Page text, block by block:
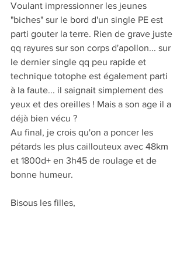
Voulant impressionner les jeunes
"biches" sur le bord d'un single PE est
parti gouter la terre. Rien de grave juste
qq rayures sur son corps d'apollon... sur
le dernier single qq peu rapide et
technique totophe est également parti
à la faute... il saignait simplement des
yeux et des oreilles ! Mais a son age il a
déjà bien vécu ?
Au final, je crois qu'on a poncer les
pétards les plus caillouteux avec 48km
et 1800d+ en 3h45 de roulage et de
bonne humeur.
Bisous les filles,